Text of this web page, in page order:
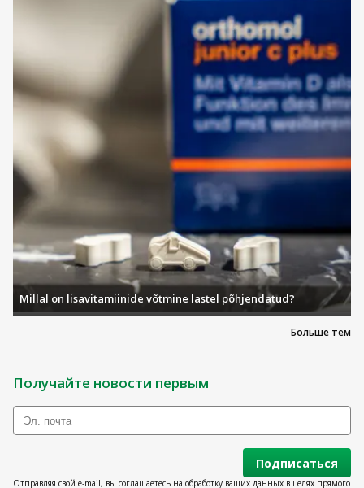
Больше тем
Millal on lisavitamiinide võtmine lastel põhjendatud?
Получайте новости первым
Подписаться
Отправляя свой e-mail, вы соглашаетесь на обработку ваших данных в целях прямого